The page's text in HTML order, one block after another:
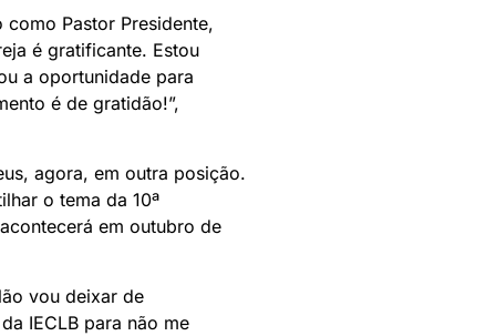
Pastor Presidente,
é gratificante. Estou
a oportunidade para
é de gratidão!”,
agora, em outra posição.
o tema da 10ª
em outubro de
vou deixar de
IECLB para não me